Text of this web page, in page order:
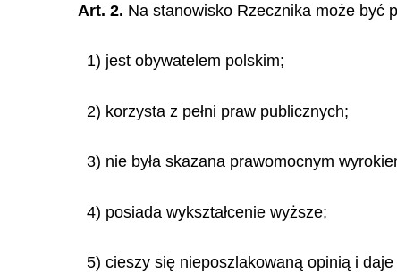
Art. 2. Na stanowisko Rzecznika może być
1) jest obywatelem polskim;
2) korzysta z pełni praw publicznych;
3) nie była skazana prawomocnym
4) posiada wykształcenie wyższe;
5) cieszy się nieposzlakowaną opinią i